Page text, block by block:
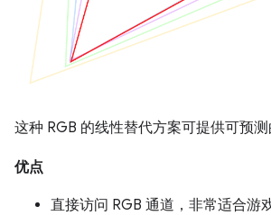
这种 RGB 的线性替代方案可提供可预测
优点
直接访问 RGB 通道，非常适合游